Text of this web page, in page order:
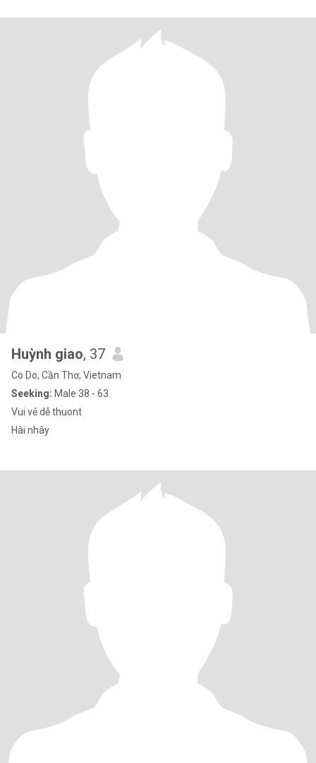
Huỳnh giao, 37
Co Do, Cần Thơ, Vietnam
Seeking: Male 38 - 63
Vui vẻ dễ thuont
Hài nhây